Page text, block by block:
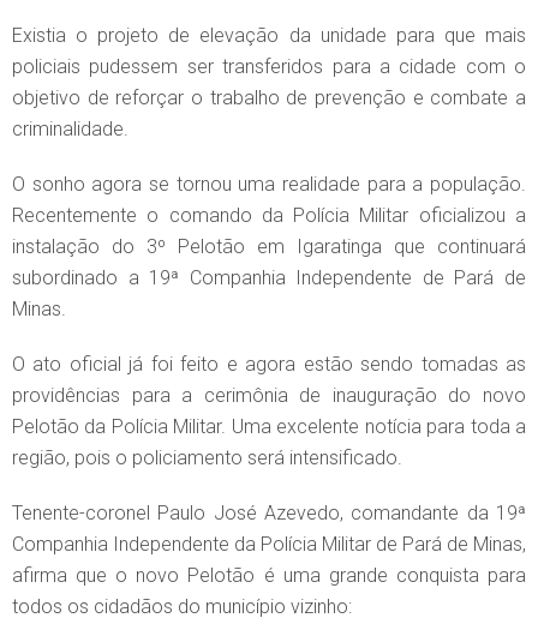
Existia o projeto de elevação da unidade para que mais
policiais pudessem ser transferidos para a cidade com o
objetivo de reforçar o trabalho de prevenção e combate a
criminalidade.
O sonho agora se tornou uma realidade para a população.
Recentemente o comando da Polícia Militar oficializou a
instalação do 3º Pelotão em Igaratinga que continuará
subordinado a 19ª Companhia Independente de Pará de
Minas.
O ato oficial já foi feito e agora estão sendo tomadas as
providências para a cerimônia de inauguração do novo
Pelotão da Polícia Militar. Uma excelente notícia para toda a
região, pois o policiamento será intensificado.
Tenente-coronel Paulo José Azevedo, comandante da 19ª
Companhia Independente da Polícia Militar de Pará de Minas,
afirma que o novo Pelotão é uma grande conquista para
todos os cidadãos do município vizinho: